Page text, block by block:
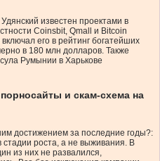
известен проектами в
Coinsbit, Qmall и Bitcoin
его в рейтинг богатейших
в 180 млн долларов. Также
Румынии в Харькове
и скам-схема на
достижением за последние годы?:
роста, а не выживания. В
из них не развалился,